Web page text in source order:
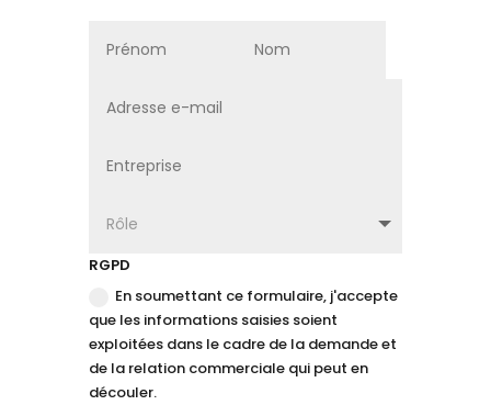
RGPD
En soumettant ce formulaire, j'accepte
que les informations saisies soient
exploitées dans le cadre de la demande et
de la relation commerciale qui peut en
découler.